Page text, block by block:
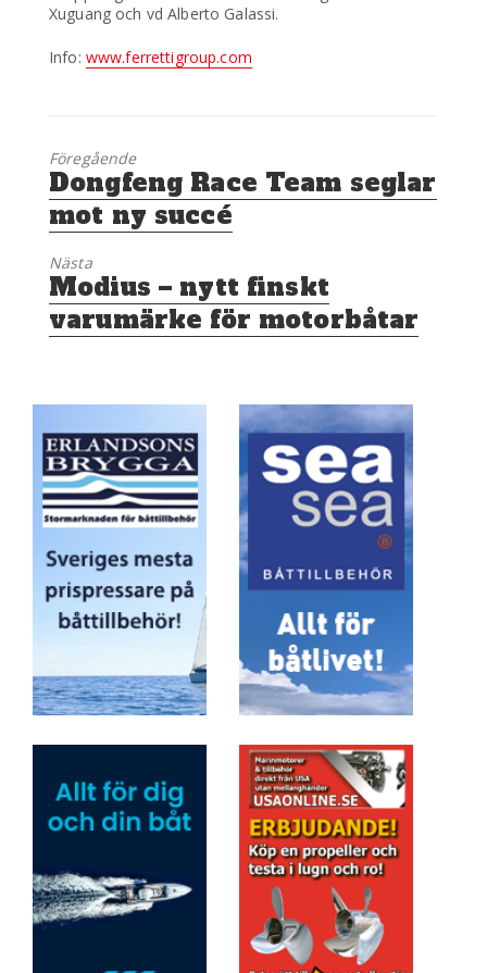
Xuguang och vd Alberto Galassi.
Info: www.ferrettigroup.com
Föregående
Föregående
inlägg:
Dongfeng Race Team seglar
mot ny succé
Nästa
Nästa
inlägg:
Modius – nytt finskt
varumärke för motorbåtar